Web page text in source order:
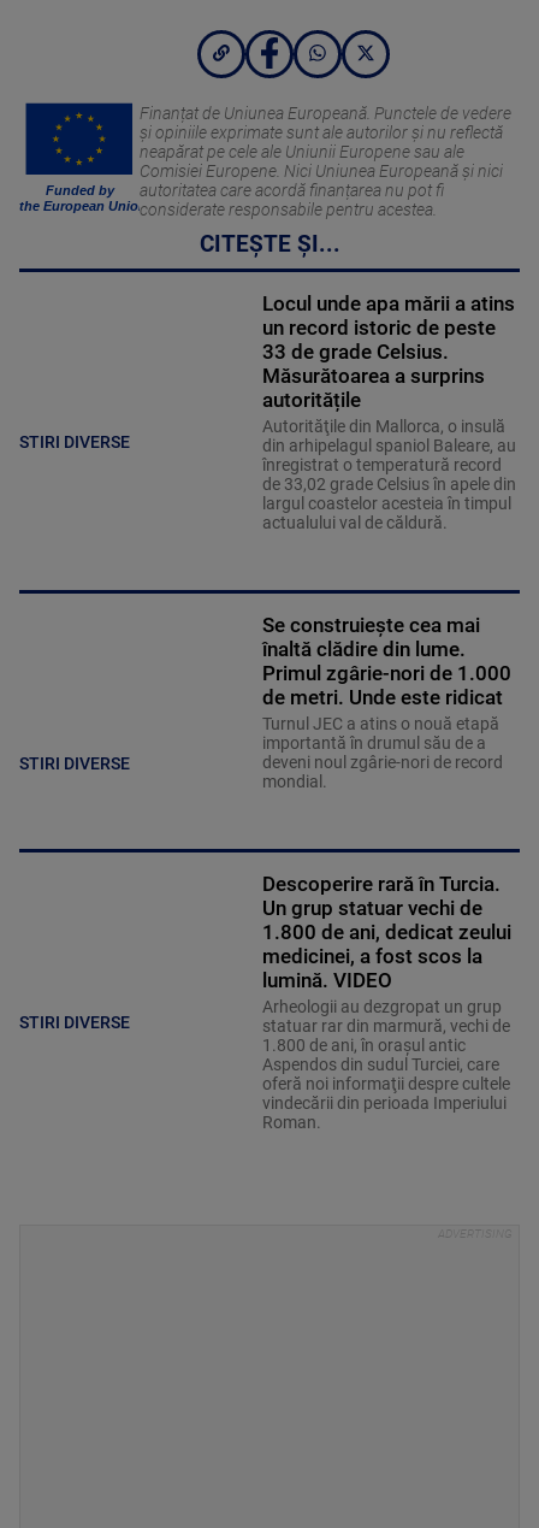
Funded by
the European Union
Finanțat de Uniunea Europeană. Punctele de vedere
și opiniile exprimate sunt ale autorilor și nu reflectă
neapărat pe cele ale Uniunii Europene sau ale
Comisiei Europene. Nici Uniunea Europeană și nici
autoritatea care acordă finanțarea nu pot fi
considerate responsabile pentru acestea.
CITEȘTE ȘI...
STIRI DIVERSE
Locul unde apa mării a atins
un record istoric de peste
33 de grade Celsius.
Măsurătoarea a surprins
autoritățile
Autorităţile din Mallorca, o insulă
din arhipelagul spaniol Baleare, au
înregistrat o temperatură record
de 33,02 grade Celsius în apele din
largul coastelor acesteia în timpul
actualului val de căldură.
STIRI DIVERSE
Se construiește cea mai
înaltă clădire din lume.
Primul zgârie-nori de 1.000
de metri. Unde este ridicat
Turnul JEC a atins o nouă etapă
importantă în drumul său de a
deveni noul zgârie-nori de record
mondial.
STIRI DIVERSE
Descoperire rară în Turcia.
Un grup statuar vechi de
1.800 de ani, dedicat zeului
medicinei, a fost scos la
lumină. VIDEO
Arheologii au dezgropat un grup
statuar rar din marmură, vechi de
1.800 de ani, în oraşul antic
Aspendos din sudul Turciei, care
oferă noi informaţii despre cultele
vindecării din perioada Imperiului
Roman.